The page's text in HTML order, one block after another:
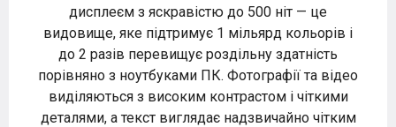
дисплеєм з яскравістю до 500 ніт — це
видовище, яке підтримує 1 мільярд кольорів і
до 2 разів перевищує роздільну здатність
порівняно з ноутбуками ПК. Фотографії та відео
виділяються з високим контрастом і чіткими
деталями, а текст виглядає надзвичайно чітким